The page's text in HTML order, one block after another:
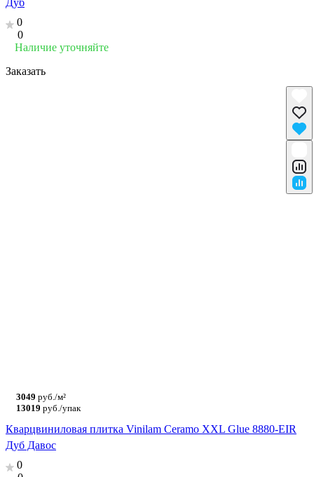
Дуб
0
0
Наличие уточняйте
Заказать
3049 руб./м²
13019 руб./упак
Кварцвиниловая плитка Vinilam Ceramo XXL Glue 8880-EIR
Дуб Давос
0